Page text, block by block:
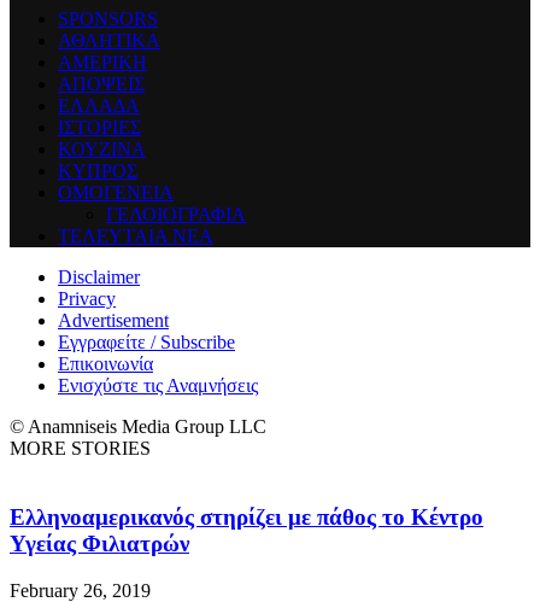
SPONSORS
ΑΘΛΗΤΙΚΑ
ΑΜΕΡΙΚΗ
ΑΠΟΨΕΙΣ
ΕΛΛΑΔΑ
ΙΣΤΟΡΙΕΣ
ΚΟΥΖΙΝΑ
ΚΥΠΡΟΣ
ΟΜΟΓΕΝΕΙΑ
ΓΕΛΟΙΟΓΡΑΦΙΑ
ΤΕΛΕΥΤΑΙΑ ΝΕΑ
Disclaimer
Privacy
Advertisement
Εγγραφείτε / Subscribe
Επικοινωνία
Ενισχύστε τις Αναμνήσεις
© Anamniseis Media Group LLC
MORE STORIES
Ελληνοαμερικανός στηρίζει με πάθος το Κέντρο
Υγείας Φιλιατρών
February 26, 2019